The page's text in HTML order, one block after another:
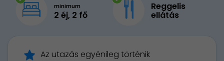
minimum
2 éj, 2 fő
Reggelis
ellátás
Az utazás egyénileg történik